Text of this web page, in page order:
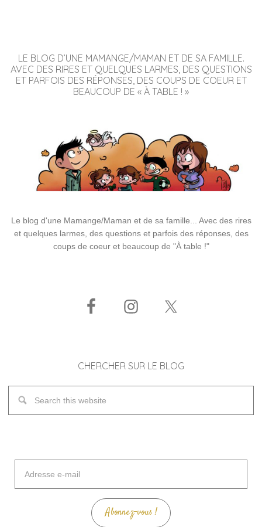
LE BLOG D’UNE MAMANGE/MAMAN ET DE SA FAMILLE.
AVEC DES RIRES ET QUELQUES LARMES, DES QUESTIONS
ET PARFOIS DES RÉPONSES, DES COUPS DE COEUR ET
BEAUCOUP DE « À TABLE ! »
Le blog d'une Mamange/Maman et de sa famille... Avec des rires
et quelques larmes, des questions et parfois des réponses, des
coups de coeur et beaucoup de "À table !"
CHERCHER SUR LE BLOG
mail
Abonnez-vous !